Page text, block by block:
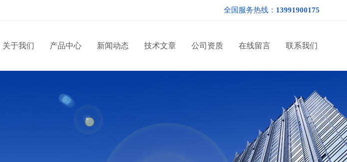
全国服务热线： 13991900175
关于我们 产品中心 新闻动态 技术文章 公司资质 在线留言 联系我们